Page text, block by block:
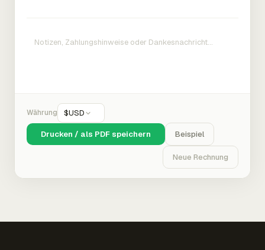
Währung $USD
Drucken / als PDF speichern Beispiel
Neue Rechnung